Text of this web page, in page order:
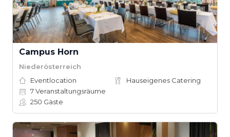
Campus Horn
Niederösterreich
Eventlocation
Hauseigenes Catering
7Veranstaltungsräume
250 Gäste